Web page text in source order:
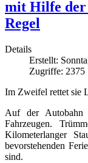
mit Hilfe der
Regel
Details
Erstellt:
Zugriffe: 2375
Im Zweifel rettet sie
Auf der Autobahn
Fahrzeugen.
Kilometerlanger
bevorstehenden
sind.